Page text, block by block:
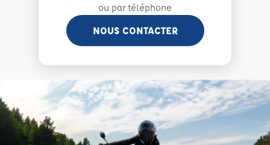
ou par téléphone
NOUS CONTACTER